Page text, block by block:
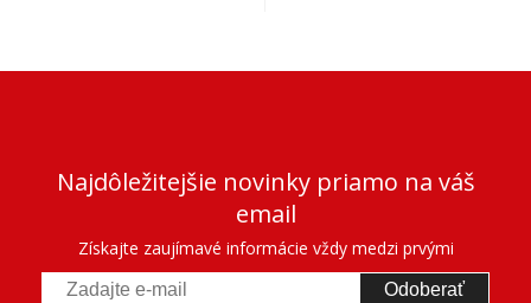
Najdôležitejšie novinky priamo na váš
email
Získajte zaujímavé informácie vždy medzi prvými
Odoberať